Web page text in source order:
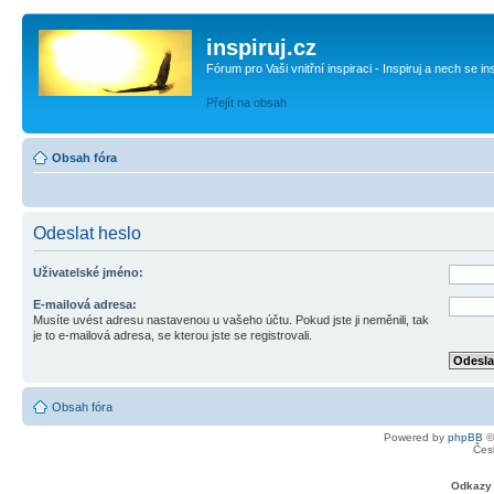
inspiruj.cz
Fórum pro Vaši vnitřní inspiraci - Inspiruj a nech se
Přejít na obsah
Obsah fóra
Odeslat heslo
Uživatelské jméno:
E-mailová adresa:
Musíte uvést adresu nastavenou u vašeho účtu. Pokud jste ji neměnili, tak
je to e-mailová adresa, se kterou jste se registrovali.
Obsah fóra
Powered by phpBB